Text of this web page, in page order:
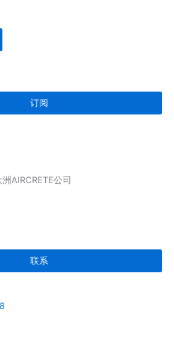
订阅
p
AIRCRETE公司
联系